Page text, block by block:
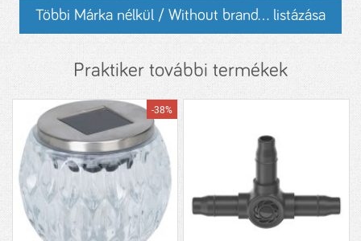
Többi Márka nélkül / Without brand... listázása
Praktiker további termékek
-38%